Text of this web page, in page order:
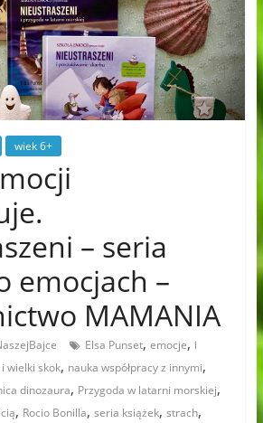
wiek 6+
– seria
emocjach –
MAMANIA
Elsa Punset, emocje, i
i wielki skok, nauka współpracy z innymi,
dinozaura, Przygoda w latarni morskiej,
, Rocio Bonilla, seria książek, strach,